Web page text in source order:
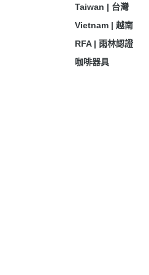
Taiwan | 台灣
Vietnam | 越南
RFA | 雨林認證
咖啡器具